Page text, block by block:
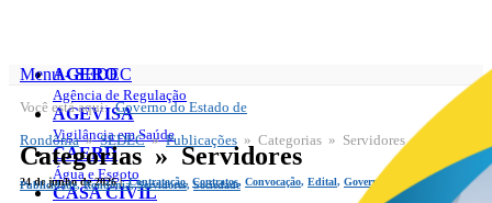
AGERO
Agência de Regulação
AGEVISA
Vigilância em Saúde
CAERD
Água e Esgoto
CASA CIVIL
Menu - SEDEC
SEDEC
Publicações
Você está aqui:Governo do Estado de
Rondônia»SEDEC»Publicações » Categorias » Servidores
Categorias » Servidores
24 de junho de 2026 |Contratação, Contratos, Convocação, Edital, Governo Publicação
Publicidade,Rondônia,Servidores,Sociedade